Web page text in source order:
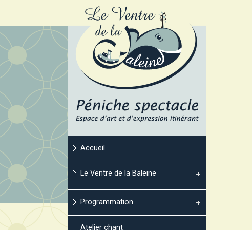
Accueil
Le Ventre de la Baleine
Programmation
Atelier chant